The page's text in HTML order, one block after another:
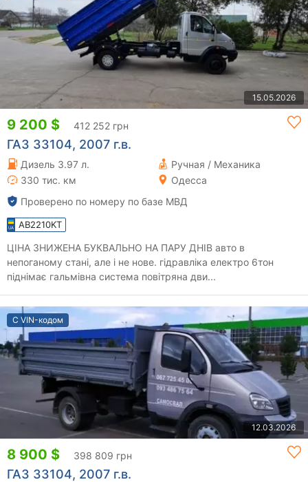
15.05.2026
9 200 $ 412 252 грн
ГАЗ 33104, 2007 г.в.
Дизель 3.97 л.
Ручная / Механика
330 тис. км
Одесса
Проверено по номеру по базе МВД
AB2210KT
ЦІНА ЗНИЖЕНА БУКВАЛЬНО НА ПАРУ ДНІВ авто в
непоганому стані, але і не нове. гідравліка електро 6тон
піднімає гальмівна система повітряна дви...
С VIN-кодом
12.03.2026
8 900 $ 398 809 грн
ГАЗ 33104, 2007 г.в.